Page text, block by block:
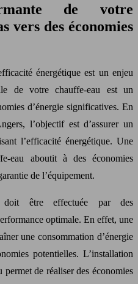
de votre
vers des économies
énergétique est un enjeu
de votre chauffe-eau est un
d’énergie significatives. En
l’objectif est d’assurer un
l’efficacité énergétique. Une
eau aboutit à des économies
de l’équipement.
doit être effectuée par des
optimale. En effet, une
une consommation d’énergie
potentielles. L’installation
de réaliser des économies